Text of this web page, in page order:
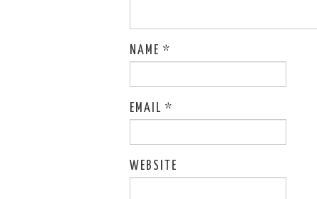
NAME *
EMAIL *
WEBSITE